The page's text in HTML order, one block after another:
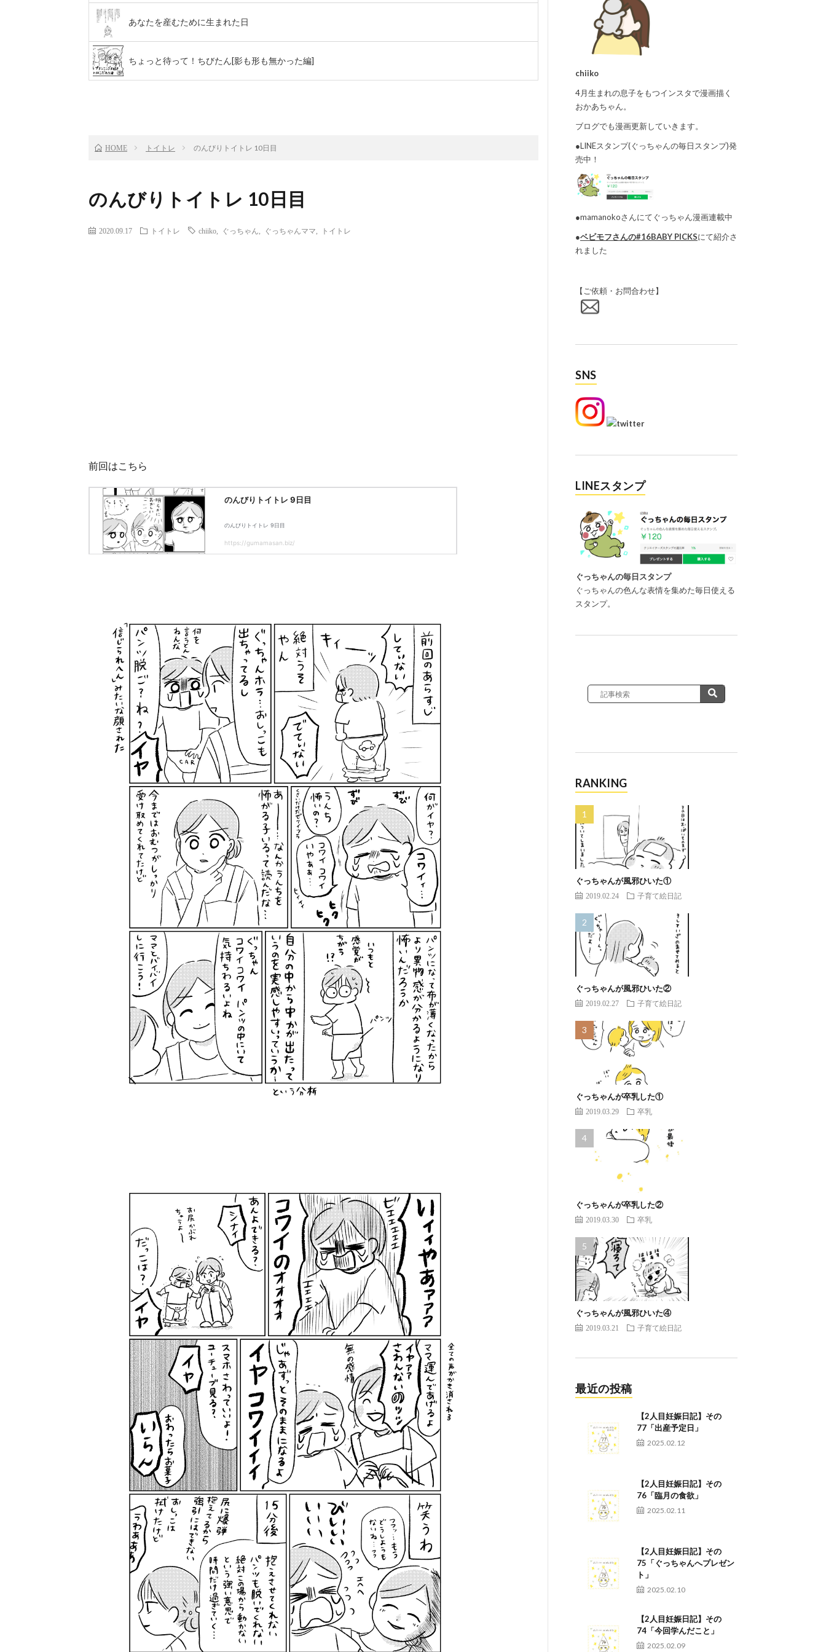
あなたを産むために生まれた日
ちょっと待って！ちびたん[影も形も無かった編]
HOME トイトレ のんびりトイトレ 10日目
のんびりトイトレ 10日目
2020.09.17 トイトレ chiiko ぐっちゃん ぐっちゃんママ トイトレ
前回はこちら
chiiko
4月生まれの息子をもつインスタで漫画描く
おかあちゃん。
ブログでも漫画更新していきます。
●LINEスタンプ(ぐっちゃんの毎日スタンプ)発
売中！
●mamanokoさんにてぐっちゃん漫画連載中
●ベビモフさんの#16BABY PICKSにて紹介さ
れました
【ご依頼・お問合わせ】
SNS
LINEスタンプ
ぐっちゃんの毎日スタンプ
ぐっちゃんの色んな表情を集めた毎日使える
スタンプ。
RANKING
ぐっちゃんが風邪ひいた①
2019.02.24 子育て絵日記
ぐっちゃんが風邪ひいた②
2019.02.27 子育て絵日記
ぐっちゃんが卒乳した①
2019.03.29 卒乳
ぐっちゃんが卒乳した②
2019.03.30 卒乳
ぐっちゃんが風邪ひいた④
2019.03.21 子育て絵日記
最近の投稿
【2人目妊娠日記】その
77「出産予定日」
2025.02.12
【2人目妊娠日記】その
76「臨月の食欲」
2025.02.11
【2人目妊娠日記】その
75「ぐっちゃんへプレゼン
ト」
2025.02.10
【2人目妊娠日記】その
74「今回学んだこと」
2025.02.09